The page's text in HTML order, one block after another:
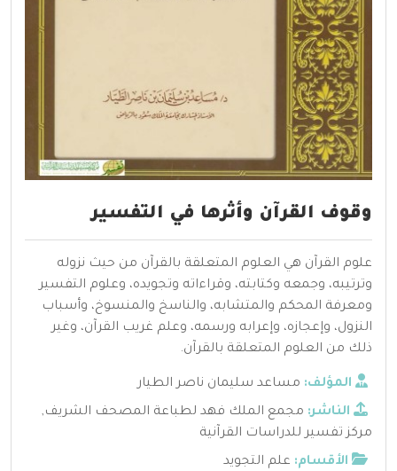
وقوف القرآن وأثرها في التفسير
علوم القرآن هي العلوم المتعلقة بالقرآن من حيث نزوله
وترتيبه، وجمعه وكتابته، وقراءاته وتجويده، وعلوم التفسير
ومعرفة المحكم والمتشابه، والناسخ والمنسوخ، وأسباب
النزول، وإعجازه، وإعرابه ورسمه، وعلم غريب القرآن، وغير
ذلك من العلوم المتعلقة بالقرآن.
المؤلف: مساعد سليمان ناصر الطيار
الناشر: مجمع الملك فهد لطباعة المصحف الشريف,
مركز تفسير للدراسات القرآنية
الأقسام: علم التجويد